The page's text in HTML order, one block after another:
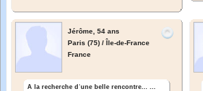
Jérôme, 54 ans
Paris (75) / Île-de-France
France
A la recherche dʾune belle rencontre... ...